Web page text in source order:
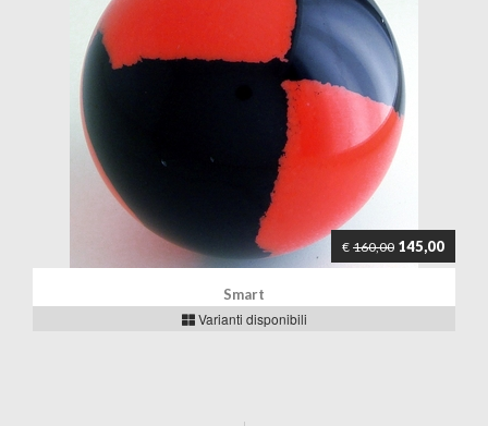
€ 160,00 145,00
Smart
Varianti disponibili